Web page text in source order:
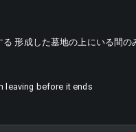
形成した墓地の上にいる間
leaving before it ends